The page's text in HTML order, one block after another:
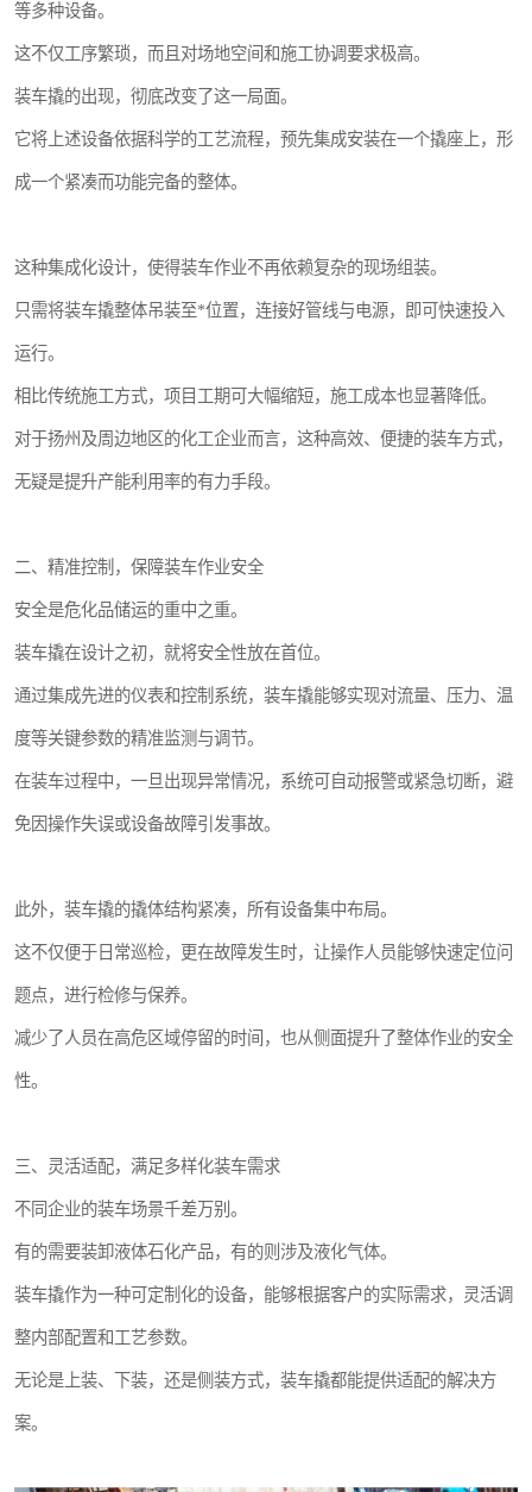
等多种设备。
这不仅工序繁琐，而且对场地空间和施工协调要求极高。
装车撬的出现，彻底改变了这一局面。
它将上述设备依据科学的工艺流程，预先集成安装在一个撬座上，形
成一个紧凑而功能完备的整体。
这种集成化设计，使得装车作业不再依赖复杂的现场组装。
只需将装车撬整体吊装至*位置，连接好管线与电源，即可快速投入
运行。
相比传统施工方式，项目工期可大幅缩短，施工成本也显著降低。
对于扬州及周边地区的化工企业而言，这种高效、便捷的装车方式，
无疑是提升产能利用率的有力手段。
二、精准控制，保障装车作业安全
安全是危化品储运的重中之重。
装车撬在设计之初，就将安全性放在首位。
通过集成先进的仪表和控制系统，装车撬能够实现对流量、压力、温
度等关键参数的精准监测与调节。
在装车过程中，一旦出现异常情况，系统可自动报警或紧急切断，避
免因操作失误或设备故障引发事故。
此外，装车撬的撬体结构紧凑，所有设备集中布局。
这不仅便于日常巡检，更在故障发生时，让操作人员能够快速定位问
题点，进行检修与保养。
减少了人员在高危区域停留的时间，也从侧面提升了整体作业的安全
性。
三、灵活适配，满足多样化装车需求
不同企业的装车场景千差万别。
有的需要装卸液体石化产品，有的则涉及液化气体。
装车撬作为一种可定制化的设备，能够根据客户的实际需求，灵活调
整内部配置和工艺参数。
无论是上装、下装，还是侧装方式，装车撬都能提供适配的解决方
案。